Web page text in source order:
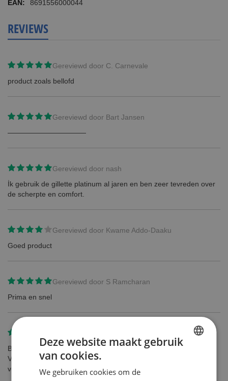
8691556000044
REVIEWS
Gereviewd door C. Carnevale
product zoals bellofd
Gereviewd door Bart Jansen
———————————
Gereviewd door nash
İk gebruik de gillette platinum al jaren en ben zeer tevreden over
de scherpte en comfort.
Gereviewd door Kwame Addo-Daaku
Goed product
Gereviewd door S Ramcharan
Prima en snel
Blij dat ik dit product nog gevonden heb. En aan een mooie prijs!
Vroeger was het wel in een speciaal houdertje (is dus wel
veiliger...)
Deze website maakt gebruik
van cookies.
We gebruiken cookies om de